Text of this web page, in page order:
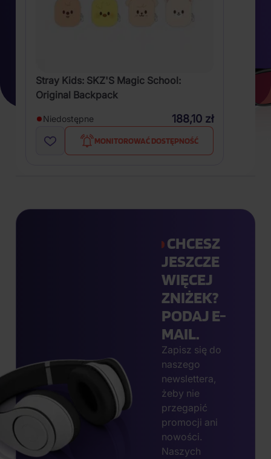
Stray Kids: SKZ'S Magic School:
Original Backpack
Niedostępne 188,10 zł
MONITOROWAĆ DOSTĘPNOŚĆ
CHCESZ
JESZCZE
WIĘCEJ
ZNIŻEK?
PODAJ E-
MAIL.
Zapisz się do
naszego
newslettera,
żeby nie
przegapić
promocji ani
nowości.
Naszych